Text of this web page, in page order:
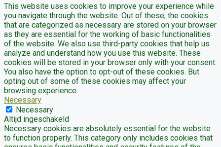
This website uses cookies to improve your experience while
you navigate through the website. Out of these, the cookies
that are categorized as necessary are stored on your browser
as they are essential for the working of basic functionalities
of the website. We also use third-party cookies that help us
analyze and understand how you use this website. These
cookies will be stored in your browser only with your consent.
You also have the option to opt-out of these cookies. But
opting out of some of these cookies may affect your
browsing experience.
Necessary
Necessary
Altijd ingeschakeld
Necessary cookies are absolutely essential for the website
to function properly. This category only includes cookies that